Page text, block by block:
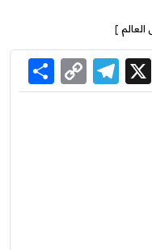
]
WhatsApp
X
Link